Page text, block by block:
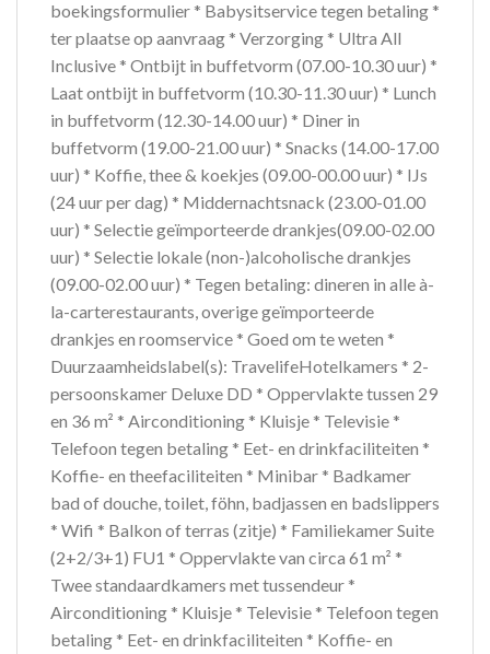
boekingsformulier * Babysitservice tegen betaling *
ter plaatse op aanvraag * Verzorging * Ultra All
Inclusive * Ontbijt in buffetvorm (07.00-10.30 uur) *
Laat ontbijt in buffetvorm (10.30-11.30 uur) * Lunch
in buffetvorm (12.30-14.00 uur) * Diner in
buffetvorm (19.00-21.00 uur) * Snacks (14.00-17.00
uur) * Koffie, thee & koekjes (09.00-00.00 uur) * IJs
(24 uur per dag) * Middernachtsnack (23.00-01.00
uur) * Selectie geïmporteerde drankjes(09.00-02.00
uur) * Selectie lokale (non-)alcoholische drankjes
(09.00-02.00 uur) * Tegen betaling: dineren in alle à-
la-carterestaurants, overige geïmporteerde
drankjes en roomservice * Goed om te weten *
Duurzaamheidslabel(s): TravelifeHotelkamers * 2-
persoonskamer Deluxe DD * Oppervlakte tussen 29
en 36 m² * Airconditioning * Kluisje * Televisie *
Telefoon tegen betaling * Eet- en drinkfaciliteiten *
Koffie- en theefaciliteiten * Minibar * Badkamer
bad of douche, toilet, föhn, badjassen en badslippers
* Wifi * Balkon of terras (zitje) * Familiekamer Suite
(2+2/3+1) FU1 * Oppervlakte van circa 61 m² *
Twee standaardkamers met tussendeur *
Airconditioning * Kluisje * Televisie * Telefoon tegen
betaling * Eet- en drinkfaciliteiten * Koffie- en